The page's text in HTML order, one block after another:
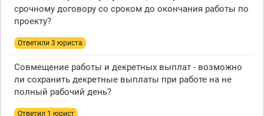
срочному договору со сроком до окончания работы по
проекту?
Ответили 3 юристa
Совмещение работы и декретных выплат - возможно
ли сохранить декретные выплаты при работе на не
полный рабочий день?
Ответил 1 юрист